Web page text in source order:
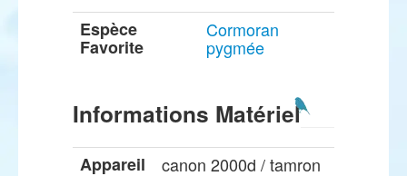
Espèce
Favorite
Cormoran
pygmée
Informations Matériel
Appareil canon 2000d / tamron